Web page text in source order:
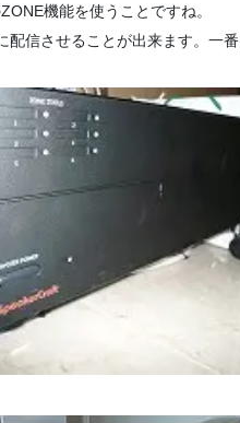
機能を使うことですね。
配信させることが出来ます。一